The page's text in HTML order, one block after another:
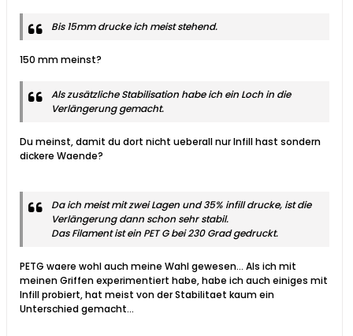
Bis 15mm drucke ich meist stehend.
150 mm meinst?
Als zusätzliche Stabilisation habe ich ein Loch in die
Verlängerung gemacht.
Du meinst, damit du dort nicht ueberall nur Infill hast sondern
dickere Waende?​
Da ich meist mit zwei Lagen und 35% infill drucke, ist die
Verlängerung dann schon sehr stabil.
Das Filament ist ein PET G bei 230 Grad gedruckt.
PETG waere wohl auch meine Wahl gewesen... Als ich mit
meinen Griffen experimentiert habe, habe ich auch einiges mit
Infill probiert, hat meist von der Stabilitaet kaum ein
Unterschied gemacht...​